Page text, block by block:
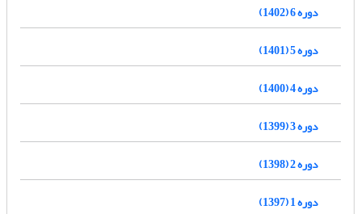
دوره 6 (1402)
دوره 5 (1401)
دوره 4 (1400)
دوره 3 (1399)
دوره 2 (1398)
دوره 1 (1397)